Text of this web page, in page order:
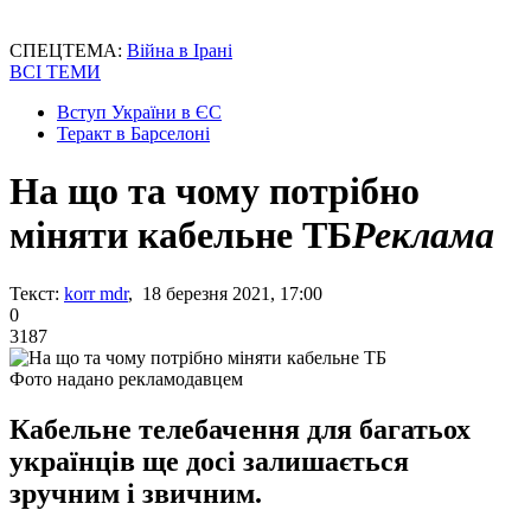
СПЕЦТЕМА: Війна в Ірані
ВСІ ТЕМИ
Вступ України в ЄС
Теракт в Барселоні
На що та чому потрібно
міняти кабельне ТБРеклама
Текст: korr mdr, 18 березня 2021, 17:00
0
3187
Фото надано рекламодавцем
Кабельне телебачення для багатьох
українців ще досі залишається
зручним і звичним.